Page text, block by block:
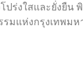
ปร่งใสและยั่งยืน
มแห่งกรุงเทพมห